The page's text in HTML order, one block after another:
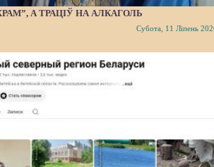
А ТРАЦІЎ НА АЛКАГОЛЬ
Субота, 11 Ліпень